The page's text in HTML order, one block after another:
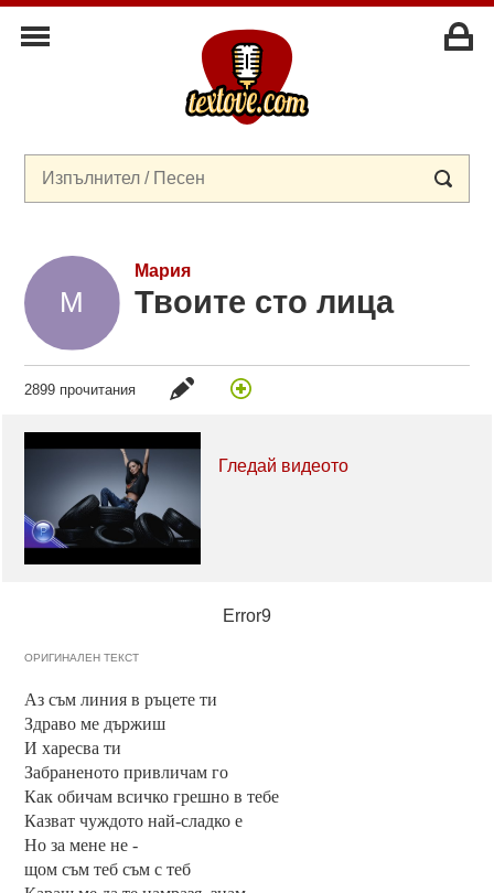
Мария
Твоите сто лица
2899 прочитания
Гледай видеото
Error9
ОРИГИНАЛЕН ТЕКСТ
Аз съм линия в ръцете ти
Здраво ме държиш
И харесва ти
Забраненото привличам го
Как обичам всичко грешно в тебе
Казват чуждото най-сладко е
Но за мене не -
щом съм теб съм с теб